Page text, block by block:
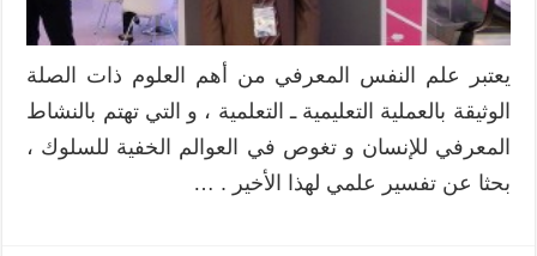
يعتبر علم النفس المعرفي من أهم العلوم ذات الصلة
الوثيقة بالعملية التعليمية ـ التعلمية ، و التي تهتم بالنشاط
المعرفي للإنسان و تغوص في العوالم الخفية للسلوك ،
بحثا عن تفسير علمي لهذا الأخير . …